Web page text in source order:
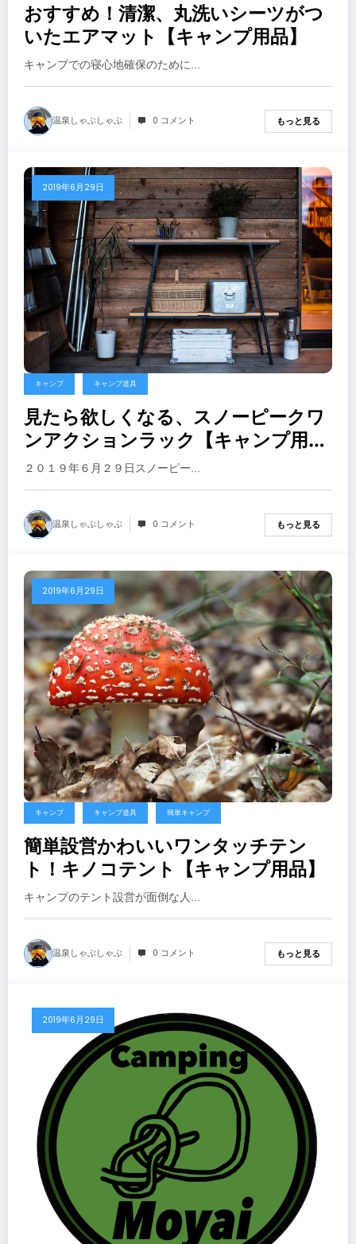
おすすめ！清潔、丸洗いシーツがつ
いたエアマット【キャンプ用品】
キャンプでの寝心地確保のために…
温泉しゃぶしゃぶ 0 コメント もっと見る
2019年6月29日
キャンプ キャンプ道具
見たら欲しくなる、スノーピークワ
ンアクションラック【キャンプ用
品】
２０１９年６月２９日スノーピー…
温泉しゃぶしゃぶ 0 コメント もっと見る
2019年6月29日
キャンプ キャンプ道具 簡単キャンプ
簡単設営かわいいワンタッチテン
ト！キノコテント【キャンプ用品】
キャンプのテント設営が面倒な人…
温泉しゃぶしゃぶ 0 コメント もっと見る
2019年6月29日